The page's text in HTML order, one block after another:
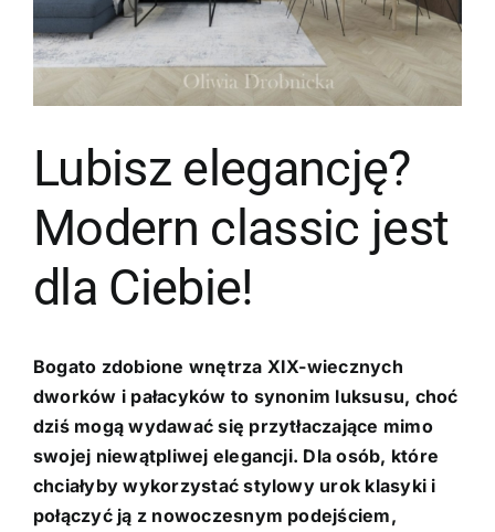
Lubisz elegancję?
Modern classic jest
dla Ciebie!
Bogato zdobione wnętrza XIX-wiecznych
dworków i pałacyków to synonim luksusu, choć
dziś mogą wydawać się przytłaczające mimo
swojej niewątpliwej elegancji. Dla osób, które
chciałyby wykorzystać stylowy urok klasyki i
połączyć ją z nowoczesnym podejściem,